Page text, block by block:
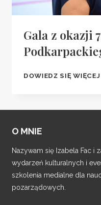
Gala z okazji
DOWIEDZ SIĘ WIĘCEJ
O MNIE
Nazywam się Izabela Fac i
wydarzeń kulturalnych i
szkolenia medialne dla
pozarządowych.